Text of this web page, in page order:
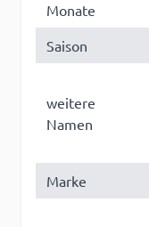
Monate
Saison
weitere
Namen
Marke